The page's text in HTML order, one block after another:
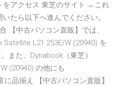
をアクセス 東芝のサイト ←これ
たら以下へ進んでください。
【中古パソコン直販】では、
L21 253E/W (20940) を
また、Dynabook（東芝）
(20940) の他にも
品揃え 【中古パソコン直販】